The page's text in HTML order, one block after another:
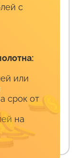
с
или
срок от
на